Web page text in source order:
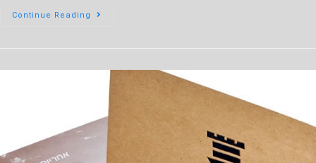
Continue Reading